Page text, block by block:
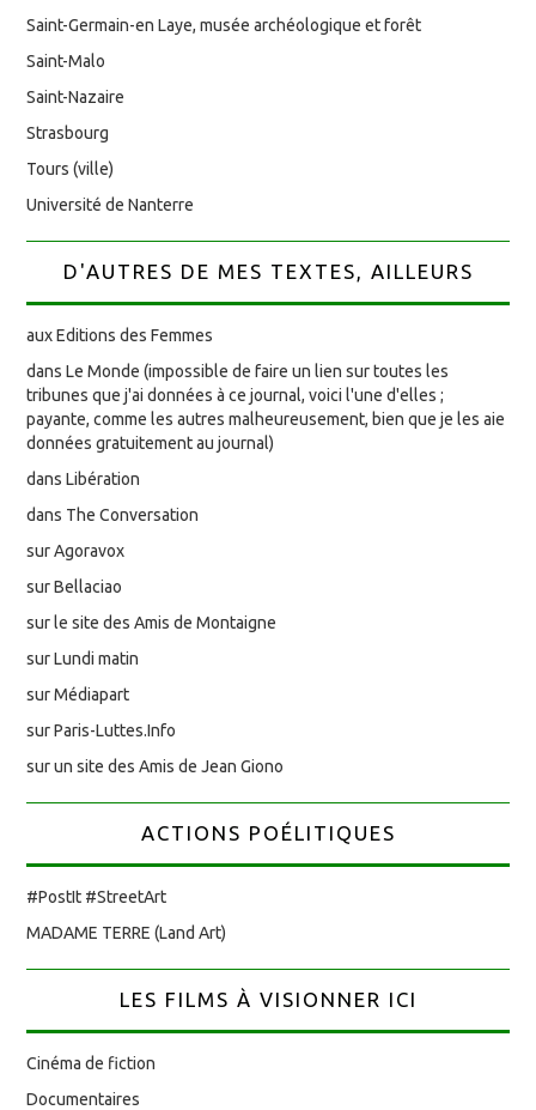
Saint-Germain-en Laye, musée archéologique et forêt
Saint-Malo
Saint-Nazaire
Strasbourg
Tours (ville)
Université de Nanterre
D'AUTRES DE MES TEXTES, AILLEURS
aux Editions des Femmes
dans Le Monde (impossible de faire un lien sur toutes les
tribunes que j'ai données à ce journal, voici l'une d'elles ;
payante, comme les autres malheureusement, bien que je les aie
données gratuitement au journal)
dans Libération
dans The Conversation
sur Agoravox
sur Bellaciao
sur le site des Amis de Montaigne
sur Lundi matin
sur Médiapart
sur Paris-Luttes.Info
sur un site des Amis de Jean Giono
ACTIONS POÉLITIQUES
#PostIt #StreetArt
MADAME TERRE (Land Art)
LES FILMS À VISIONNER ICI
Cinéma de fiction
Documentaires